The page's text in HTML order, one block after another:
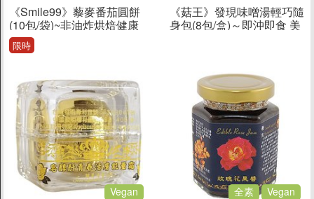
《Smile99》藜麥番茄圓餅
(10包/袋)~非油炸烘焙健康
無負擔
限時
《菇王》發現味噌湯輕巧隨
身包(8包/盒)～即沖即食 美
Vegan 全素 Vegan